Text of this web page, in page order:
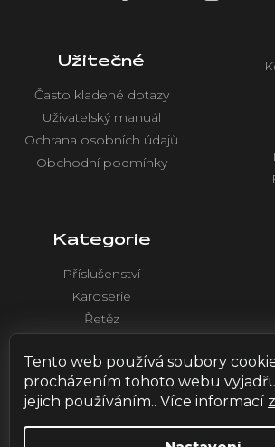
Tento web používá soubory
procházením tohoto webu
jejich používáním.. Více informací
Užitečné
Často kladené dotazy
Uživatelský manuál
Ochrana osobních údajů
Obchodní podmínky
Kategorie
Příslušenství
Karoserie
Řetěz
Elektronika